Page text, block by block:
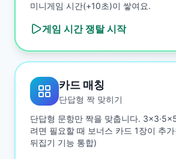
미니게임 시간(+10초)이 쌓여요.
게임 시간 쟁탈시작
카드 매칭
단답형 짝 맞히기
단답형 문항만 짝을 맞춥니다.
려면 필요할 때 보너스 카드 1장이 추
뒤집기 기능 통합)